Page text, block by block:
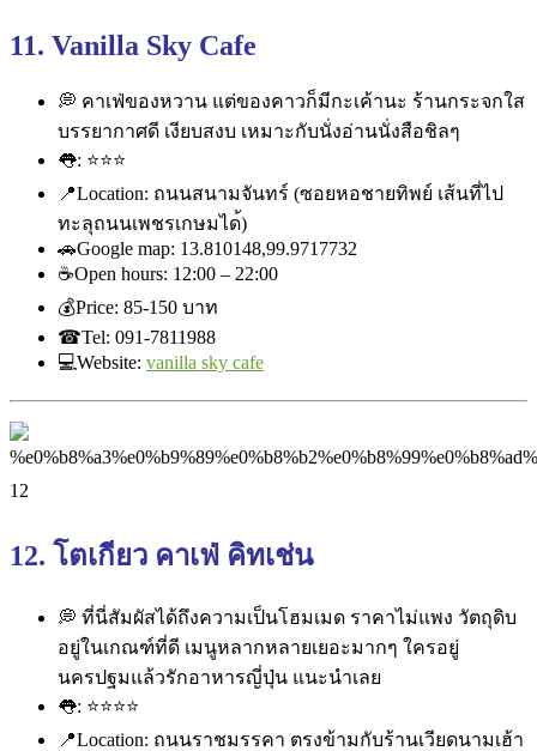
11. Vanilla Sky Cafe
💭 คาเฟ่ของหวาน แต่ของคาวก็มีกะเค้านะ ร้านกระจกใส
บรรยากาศดี เงียบสงบ เหมาะกับนั่งอ่านนั่งสือชิลๆ
👅: ⭐⭐⭐
📍Location: ถนนสนามจันทร์ (ซอยหอชายทิพย์ เส้นที่ไป
ทะลุถนนเพชรเกษมได้)
🚗Google map: 13.810148,99.9717732
☕Open hours: 12:00 – 22:00
💰Price: ‎85-150 บาท
☎Tel: 091-7811988
💻Website: vanilla sky cafe
12. โตเกียว คาเฟ่ คิทเช่น
💭 ที่นี่สัมผัสได้ถึงความเป็นโฮมเมด ราคาไม่แพง วัตถุดิบ
อยู่ในเกณฑ์ที่ดี เมนูหลากหลายเยอะมากๆ ใครอยู่
นครปฐมแล้วรักอาหารญี่ปุ่น แนะนำเลย
👅: ⭐⭐⭐⭐
📍Location: ถนนราชมรรคา ตรงข้ามกับร้านเวียดนามเฮ้า